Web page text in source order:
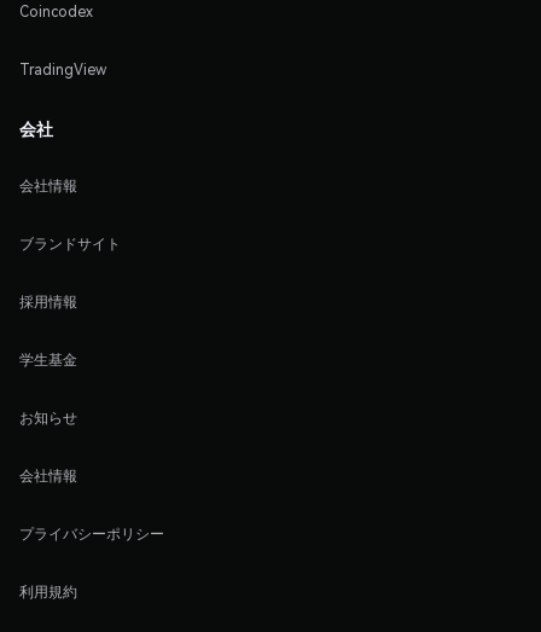
Coincodex
TradingView
会社
会社情報
ブランドサイト
採用情報
学生基金
お知らせ
会社情報
プライバシーポリシー
利用規約